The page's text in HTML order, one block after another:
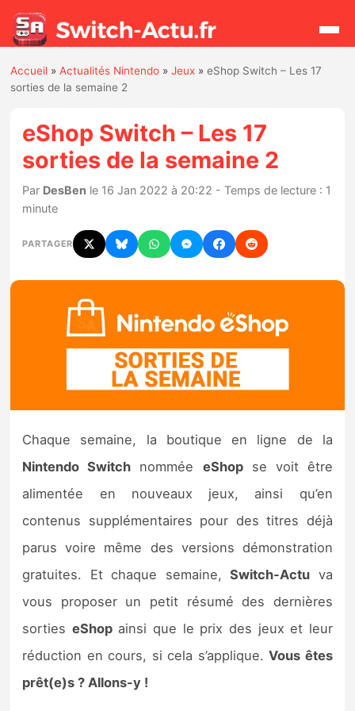
Actualités
Jeux
Hardware
Chiffres de ventes
Rumeurs
Nintendo Direct
Tests et previews
Tests de jeux
Tests d’accessoires
Autres tests
Précommandes
Précommandes jeux Switch 2
Accueil »Actualités Nintendo »Jeux »eShop Switch – Les 17
sorties de la semaine 2
eShop Switch – Les 17
sorties de la semaine 2
Par DesBen le 16 Jan 2022 à 20:22 - Temps de lecture : 1
minute
PARTAGER
Chaque semaine, la boutique en ligne de la
Nintendo Switch nommée eShopse voit être
alimentée en nouveaux jeux, ainsi qu’en
contenus supplémentaires pour des titres déjà
parus voire même des versions démonstration
gratuites. Et chaque semaine,Switch-Actu va
vous proposer un petit résumé des dernières
sorties eShopainsi que le prix des jeux et leur
réduction en cours, si cela s’applique.Vous êtes
prêt(e)s ? Allons-y !